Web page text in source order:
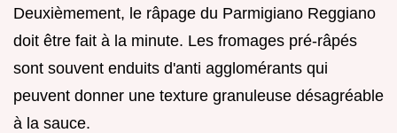
Deuxièmement, le râpage du Parmigiano Reggiano
doit être fait à la minute. Les fromages pré-râpés
sont souvent enduits d'anti agglomérants qui
peuvent donner une texture granuleuse désagréable
à la sauce.